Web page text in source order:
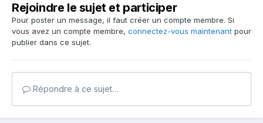
Rejoindre le sujet et participer
Pour poster un message, il faut créer un compte membre. Si
vous avez un compte membre, connectez-vous maintenant pour
publier dans ce sujet.
Répondre à ce sujet…